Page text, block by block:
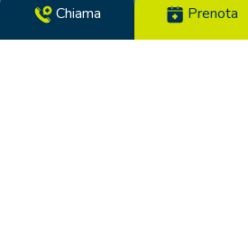
Poliambulatorio Chirurgico
Legale e Chirurgia: Via Arquà,
Chiama Prenota